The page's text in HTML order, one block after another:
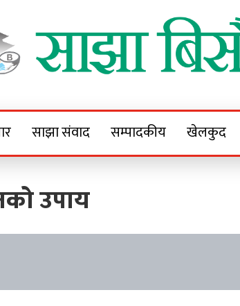
साझा संवाद सम्पादकीय खेलकुद
उपाय